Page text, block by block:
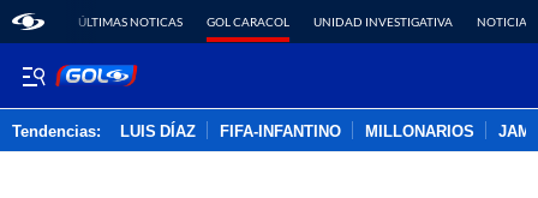
ÚLTIMAS NOTICAS GOL CARACOL UNIDAD INVESTIGATIVA NOTICIAS
Tendencias: LUIS DÍAZ FIFA-INFANTINO MILLONARIOS